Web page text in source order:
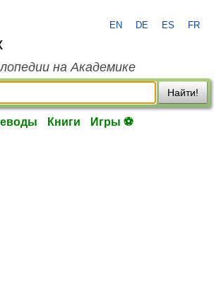
EN DE ES FR
на Академике
Найти!
Книги Игры ⚽